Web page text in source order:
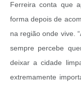
Ferreira conta que
forma depois de
na região onde vive.
sempre percebe
deixar a cidade
extremamente